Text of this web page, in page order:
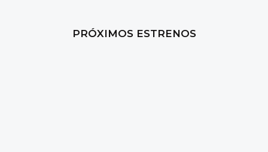
a
PRÓXIMOS ESTRENOS